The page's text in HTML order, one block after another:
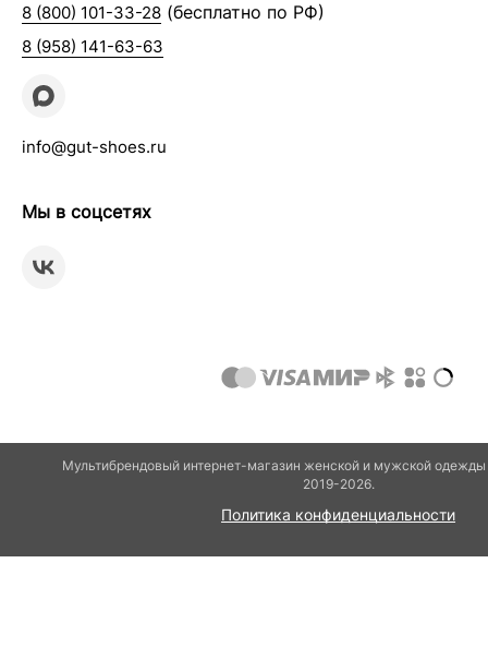
8 (800) 101-33-28 (бесплатно по РФ)
8 (958) 141-63-63
info@gut-shoes.ru
Мы в соцсетях
Мультибрендовый интернет-магазин женской и мужской
2019-2026.
Политика конфиденциальности